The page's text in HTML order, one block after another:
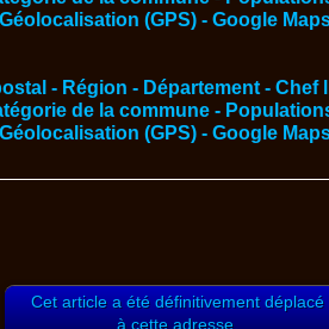
Cet article a été définitivement déplacé
à cette adresse.